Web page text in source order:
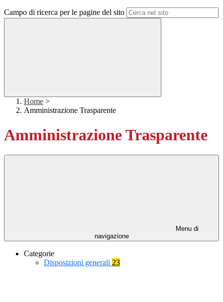
Campo di ricerca per le pagine del sito
Home >
Amministrazione Trasparente
Amministrazione Trasparente
Menu di
navigazione
Categorie
Disposizioni generali 23